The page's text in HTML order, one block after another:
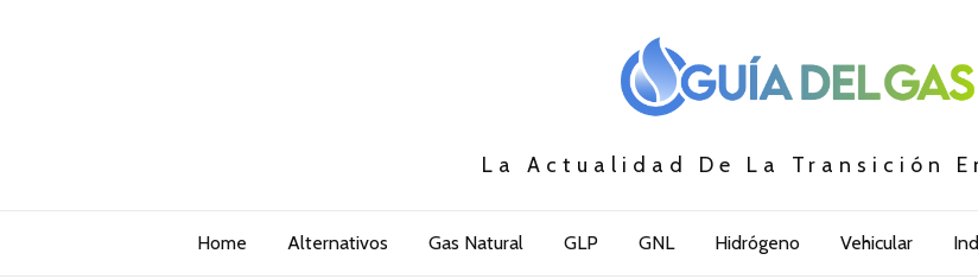
La Actualidad De La Transición
Home Alternativos Gas Natural GLP GNL Hidrógeno Vehicular